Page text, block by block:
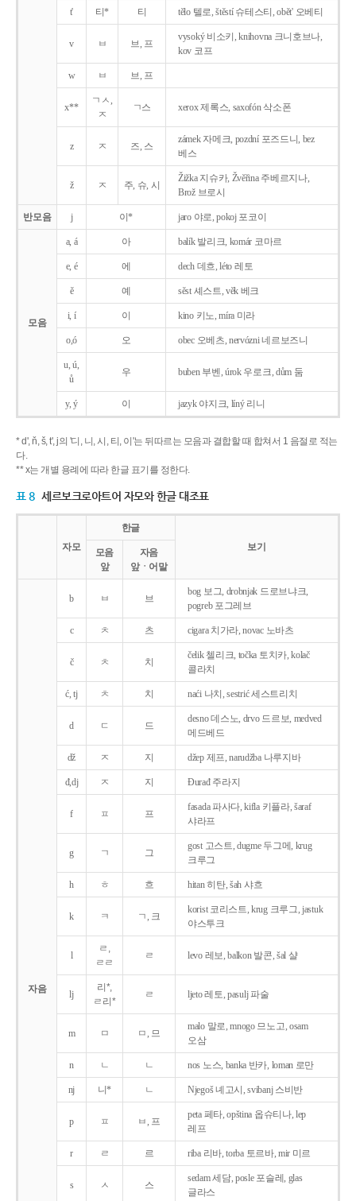
t' 티* 티 tělo 텔로, štěstí 슈테스티, obět' 오베티
v ㅂ 브, 프
vysoký 비소키, knihovna 크니호브나,
kov 코프
w ㅂ 브, 프
x**
ㄱㅅ,
ㅈ
ㄱ스 xerox 제록스, saxofón 삭소폰
z ㅈ 즈, 스
zámek 자메크, pozdní 포즈드니, bez
베스
ž ㅈ 주, 슈, 시
Žižka 지슈카, Žvěřina 주베르지나,
Brož 브로시
반모음 j 이* jaro 야로, pokoj 포코이
모음
a, á 아 balík 발리크, komár 코마르
e, é 에 dech 데흐, léto 레토
ě 예 sěst 셰스트, věk 베크
i, í 이 kino 키노, míra 미라
o,ó 오 obec 오베츠, nervózni 네르보즈니
u, ú,
ů
우 buben 부벤, úrok 우로크, dům 둠
y, ý 이 jazyk야지크, líný 리니
* d', ň, š, t', j의 '디, 니, 시, 티, 이'는 뒤따르는 모음과 결합할 때 합쳐서 1 음절로 적는
다.
** x는 개별 용례에 따라 한글 표기를 정한다.
표 8 세르보크로아트어 자모와 한글 대조표
자모
한글
보기
모음
앞
자음
앞ㆍ어말
자음
b ㅂ 브
bog 보그, drobnjak 드로브냐크,
pogreb 포그레브
c ㅊ 츠 cigara 치가라, novac 노바츠
č ㅊ 치
čelik 첼리크, točka 토치카, kolač
콜라치
ć, tj ㅊ 치 naći 나치, sestrić 세스트리치
d ㄷ 드
desno 데스노, drvo 드르보, medved
메드베드
dž ㅈ 지 džep 제프, narudžba 나루지바
đ,dj ㅈ 지 Ðurađ 주라지
f ㅍ 프
fasada 파사다, kifla 키플라, šaraf
샤라프
g ㄱ 그
gost 고스트, dugme 두그메, krug
크루그
h ㅎ 흐 hitan 히탄, šah 샤흐
k ㅋ ㄱ, 크
korist 코리스트, krug 크루그, jastuk
야스투크
l
ㄹ,
ㄹㄹ
ㄹ levo 레보, balkon 발콘, šal 샬
lj
리*,
ㄹ리*
ㄹ ljeto 레토, pasulj 파술
m ㅁ ㅁ, 므
malo 말로, mnogo 므노고, osam
오삼
n ㄴ ㄴ nos 노스, banka 반카, loman 로만
nj 니* ㄴ Njegoš 녜고시, svibanj 스비반
p ㅍ ㅂ, 프
peta 페타, opština 옵슈티나, lep
레프
r ㄹ 르 riba 리바, torba 토르바, mir 미르
s ㅅ 스
sedam 세담, posle 포슬레, glas
글라스